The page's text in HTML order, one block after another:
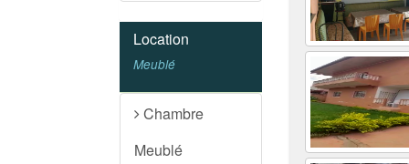
Location
Meublé
Chambre
Meublé